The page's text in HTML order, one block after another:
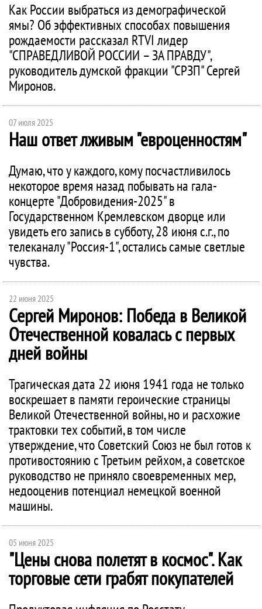
Как России выбраться из демографической
ямы? Об эффективных способах повышения
рождаемости рассказал RTVI лидер
"СПРАВЕДЛИВОЙ РОССИИ – ЗА ПРАВДУ",
руководитель думской фракции "СРЗП" Сергей
Миронов.
07 июля 2025
Наш ответ лживым "евроценностям"
Думаю, что у каждого, кому посчастливилось
некоторое время назад побывать на гала-
концерте "Добровидения-2025" в
Государственном Кремлевском дворце или
увидеть его запись в субботу, 28 июня с.г., по
телеканалу "Россия-1", остались самые светлые
чувства.
22 июня 2025
Сергей Миронов: Победа в Великой
Отечественной ковалась с первых
дней войны
Трагическая дата 22 июня 1941 года не только
воскрешает в памяти героические страницы
Великой Отечественной войны, но и расхожие
трактовки тех событий, в том числе
утверждение, что Советский Союз не был готов к
противостоянию с Третьим рейхом, а советское
руководство не приняло своевременных мер,
недооценив потенциал немецкой военной
машины.
05 июня 2025
"Цены снова полетят в космос". Как
торговые сети грабят покупателей